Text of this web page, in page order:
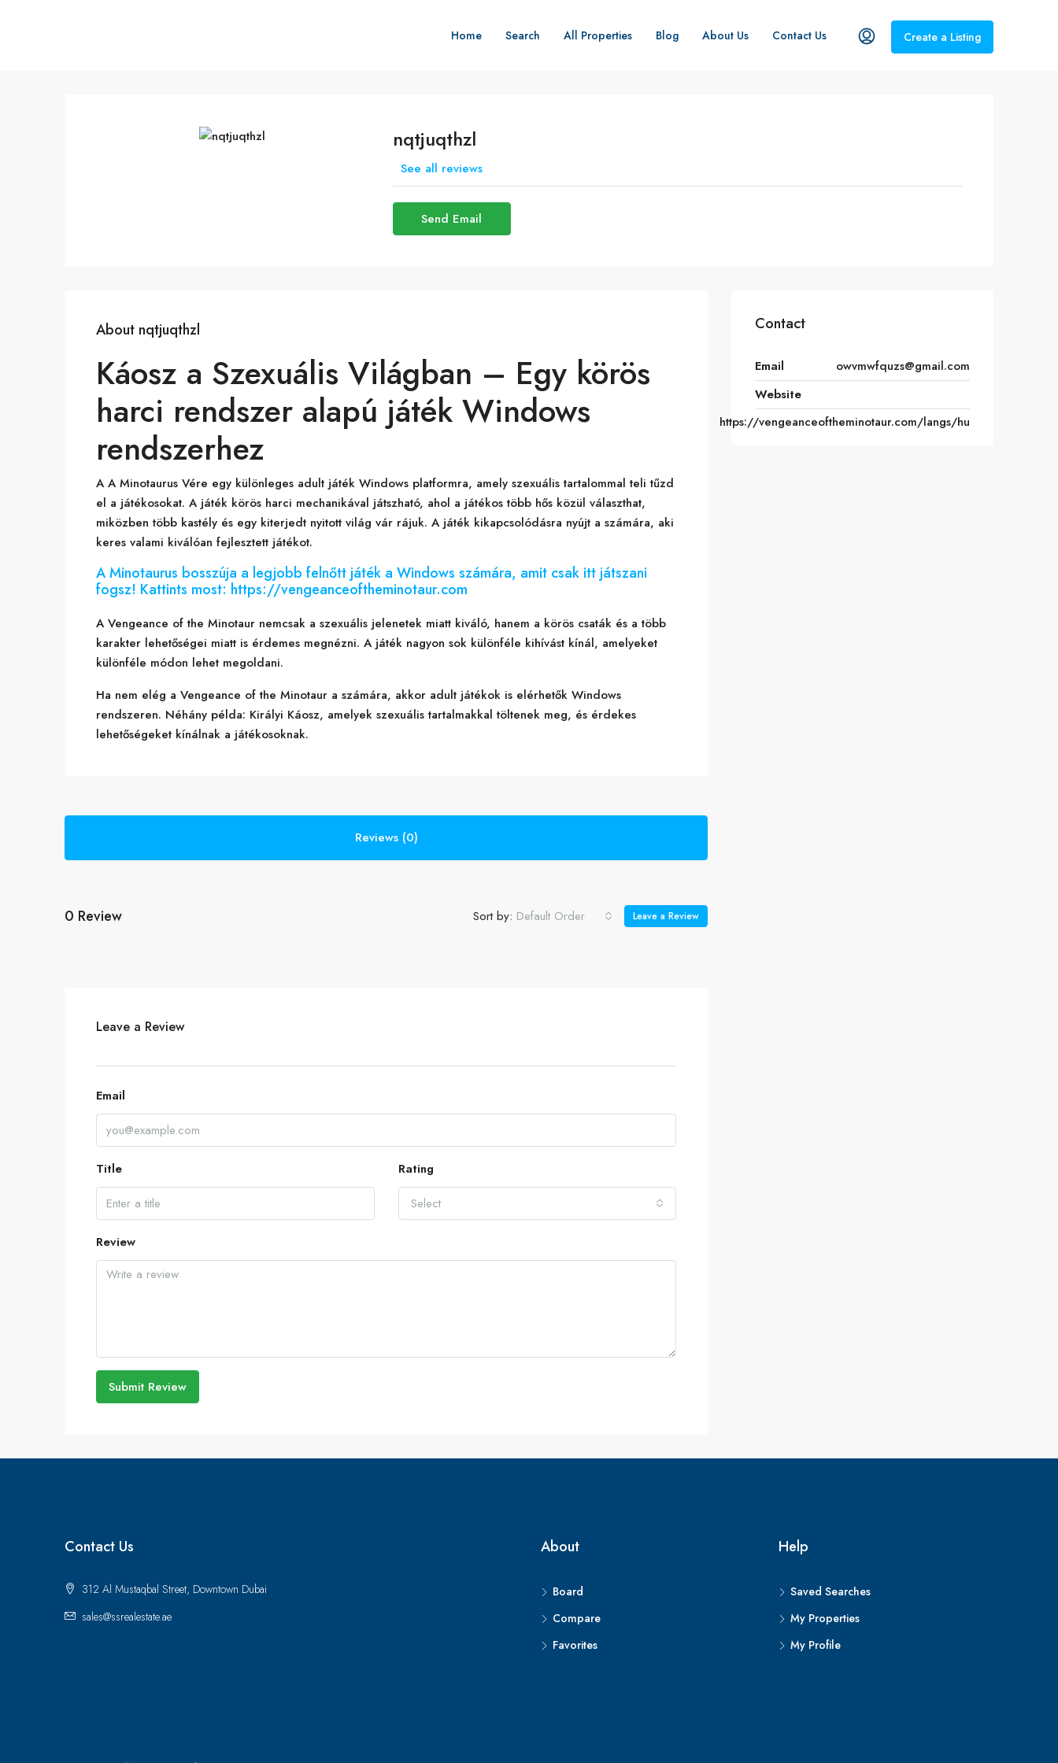
Home Search All Properties Blog About Us Contact Us Create a Listing
nqtjuqthzl
See all reviews
Send Email
About nqtjuqthzl
Káosz a Szexuális Világban – Egy körös
harci rendszer alapú játék Windows
rendszerhez
A A Minotaurus Vére egy különleges adult játék Windows platformra, amely szexuális tartalommal teli tűzd
el a játékosokat. A játék körös harci mechanikával játszható, ahol a játékos több hős közül választhat,
miközben több kastély és egy kiterjedt nyitott világ vár rájuk. A játék kikapcsolódásra nyújt a számára, aki
keres valami kiválóan fejlesztett játékot.
A Minotaurus bosszúja a legjobb felnőtt játék a Windows számára, amit csak itt játszani
fogsz! Kattints most: https://vengeanceoftheminotaur.com
A Vengeance of the Minotaur nemcsak a szexuális jelenetek miatt kiváló, hanem a körös csaták és a több
karakter lehetőségei miatt is érdemes megnézni. A játék nagyon sok különféle kihívást kínál, amelyeket
különféle módon lehet megoldani.
Ha nem elég a Vengeance of the Minotaur a számára, akkor adult játékok is elérhetők Windows
rendszeren. Néhány példa: Királyi Káosz, amelyek szexuális tartalmakkal töltenek meg, és érdekes
lehetőségeket kínálnak a játékosoknak.
Reviews (0)
0 Review Sort by: Default Order Leave a Review
Leave a Review
Email
Title
Rating
Select
Review
Submit Review
Contact
Email
owvmwfquzs@gmail.com
Website
https://vengeanceoftheminotaur.com/langs/hu
Contact Us
312 Al Mustaqbal Street, Downtown Dubai
sales@ssrealestate.ae
About
Board
Compare
Favorites
Help
Saved Searches
My Properties
My Profile